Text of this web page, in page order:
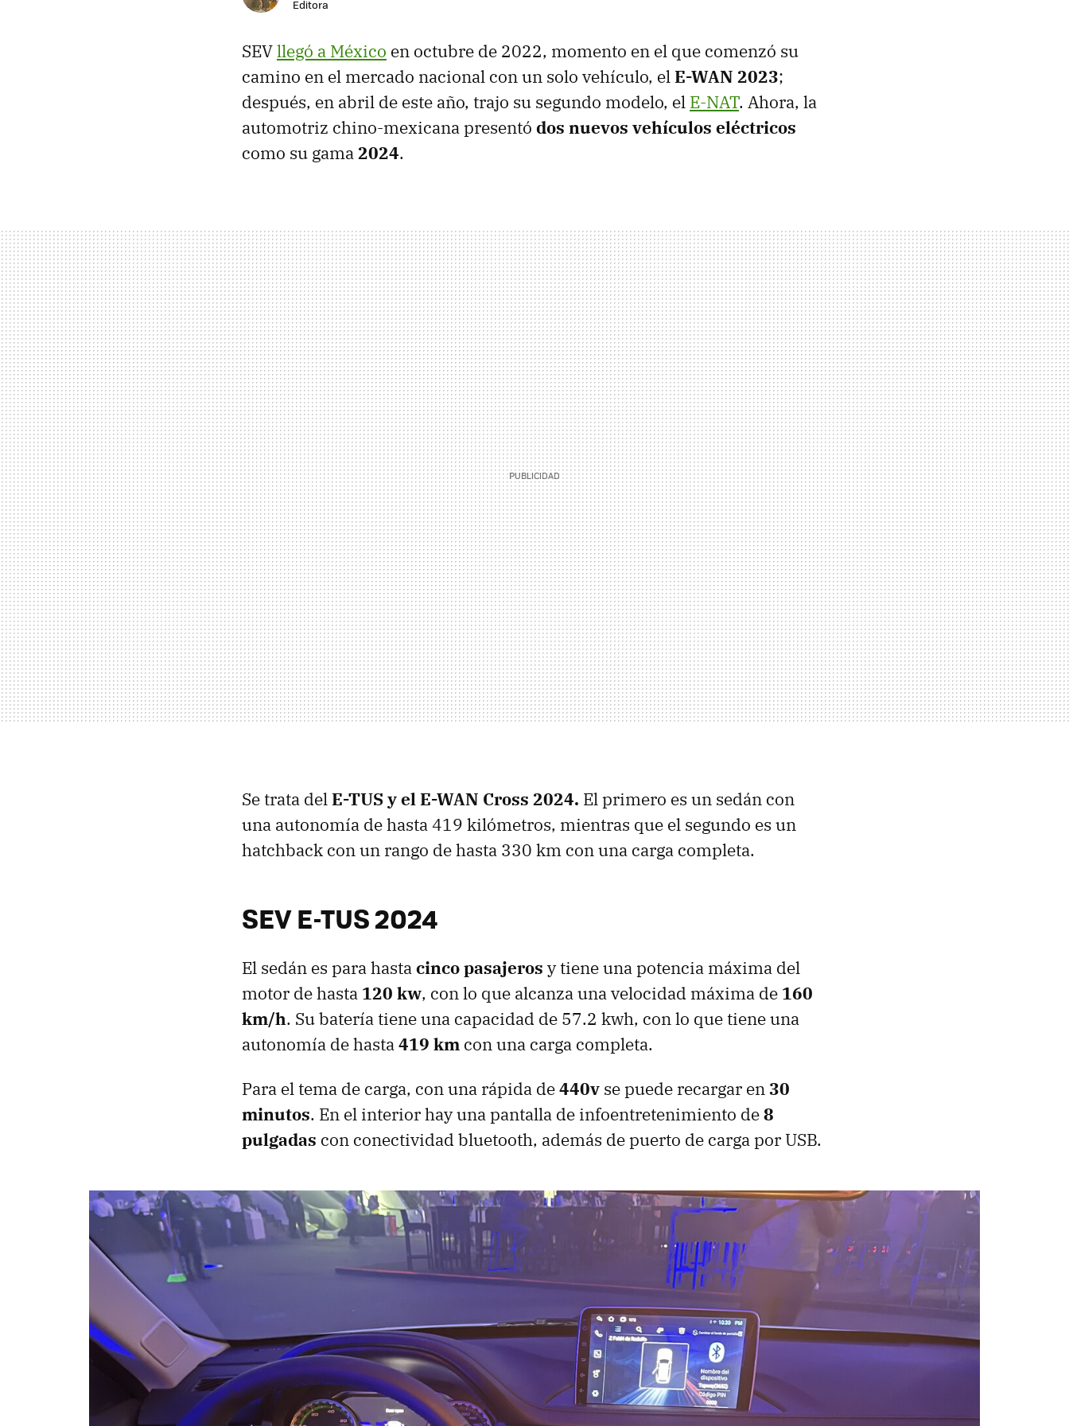
Editora
SEVllegó a México en octubre de 2022, momento en el que comenzó su
camino en el mercado nacional con un solo vehículo, elE-WAN 2023;
después, en abril de este año, trajo su segundo modelo, el E-NAT. Ahora, la
automotriz chino-mexicana presentó dos nuevos vehículos eléctricos
como su gama2024.
Se trata delE-TUS y el E-WAN Cross 2024. El primero es un sedán con
una autonomía de hasta 419 kilómetros, mientras que el segundo es un
hatchback con un rango de hasta 330 km con una carga completa.
SEV E-TUS 2024
El sedán es para hastacinco pasajeros y tiene una potencia máxima del
motor de hasta 120 kw, con lo que alcanza una velocidad máxima de 160
km/h. Su batería tiene una capacidad de 57.2 kwh, con lo que tiene una
autonomía de hasta419 km con una carga completa.
Para el tema de carga, con una rápida de440v se puede recargar en 30
minutos. En el interior hay una pantalla de infoentretenimiento de8
pulgadas con conectividad bluetooth, además de puerto de carga por USB.